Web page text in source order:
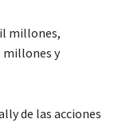
millones,
millones y
de las acciones